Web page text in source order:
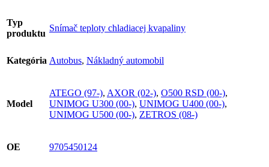
Typ
produktu
Snímač teploty chladiacej kvapaliny
Kategória Autobus, Nákladný automobil
Model
ATEGO (97-), AXOR (02-), O500 RSD (00-),
UNIMOG U300 (00-), UNIMOG U400 (00-),
UNIMOG U500 (00-), ZETROS (08-)
OE 9705450124